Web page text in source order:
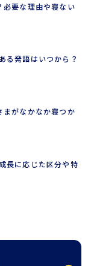
必要な理由や寝ない
る発語はいつから？
まがなかなか寝つか
長に応じた区分や特